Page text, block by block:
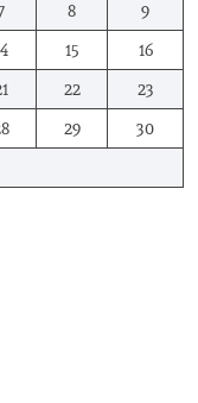
8
9
15
16
22
23
29
30